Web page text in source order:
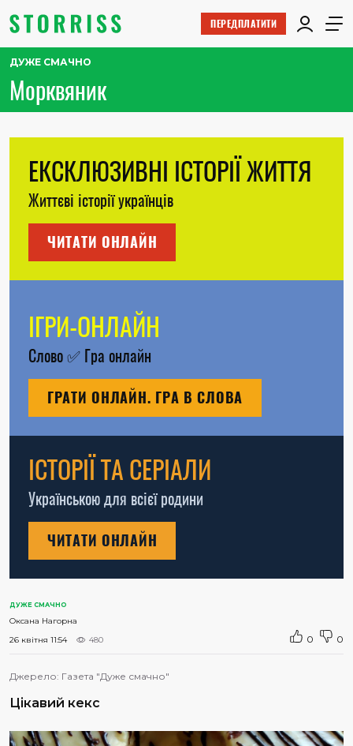
ПЕРЕДПЛАТИТИ
ДУЖЕ СМАЧНО
Морквяник
ЕКСКЛЮЗИВНІ ІСТОРІЇ ЖИТТЯ
Життєві історії українців
ЧИТАТИ ОНЛАЙН
ІГРИ-ОНЛАЙН
Слово✅ Гра онлайн
ГРАТИ ОНЛАЙН. ГРА В СЛОВА
ІСТОРІЇ ТА СЕРІАЛИ
Українською для всієї родини
ЧИТАТИ ОНЛАЙН
ДУЖЕ СМАЧНО
Оксана Нагорна
26 квітня 11:54
480 0 0
Джерело: Газета "Дуже смачно"
Цікавий кекс